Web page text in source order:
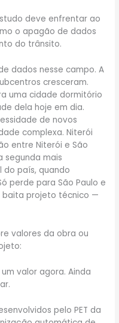
deve enfrentar ao
o apagão de dados
do trânsito.
dados nesse campo. A
cresceram.
uma cidade dormitório
dela hoje em dia.
de novos
complexa. Niterói
entre Niterói e São
segunda mais
país, quando
perde para São Paulo e
baita projeto técnico —
valores da obra ou
valor agora. Ainda
pelo PET da